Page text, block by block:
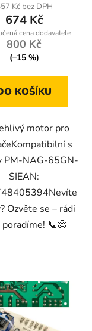
Kč bez DPH
674 Kč
800 Kč
(–15 %)
KOŠÍKU
motor pro
s
PM-NAG-65GN-
SIEAN:
Ozvěte se – rádi
poradíme! 📞😊